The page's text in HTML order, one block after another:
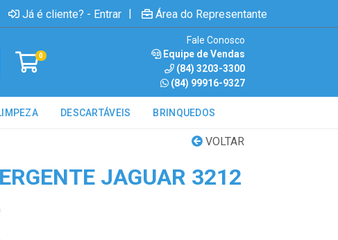
Já é cliente? - Entrar | Área do Representante
0
Fale Conosco
Equipe de Vendas
(84) 3203-3300
(84) 99916-9327
DESCARTÁVEIS BRINQUEDOS
VOLTAR
JAGUAR 3212